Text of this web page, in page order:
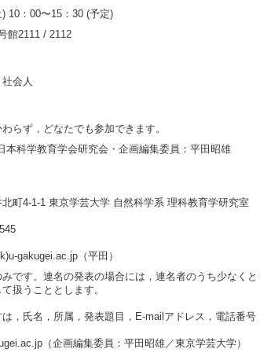
10：00〜15：30 (予定)
館2111 / 2112
会人
らず，どなたでも参加できます。
本科学教育学会研究会・企画編集委員：平田昭雄
町4-1-1 東京学芸大学 自然科学系 理科教育学研究室
gakugei.ac.jp（平田）
です。連名の発表の場合には，連名者のうち少なく
扱うこととします。
，氏名，所属，発表題目，E-mailアドレス，電話番
（企画編集委員：平田昭雄／東京学芸大学）